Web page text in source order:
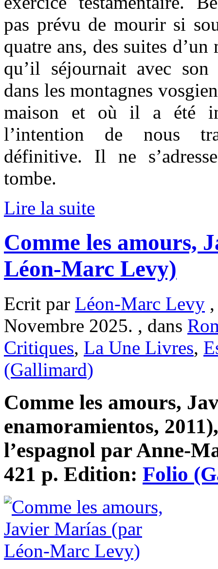
pas prévu de mourir si
quatre ans, des suites
qu’il séjournait avec
dans les montagnes
maison et où il a été
l’intention de nous
définitive. Il ne
tombe.
Lire la suite
Comme les amours,
Léon-Marc Levy)
Ecrit par Léon-Marc Levy
Novembre 2025. , dans
Critiques, La Une Livres,
(Gallimard)
Comme les amours,
enamoramientos,
l’espagnol par Anne-
421 p. Edition: Folio